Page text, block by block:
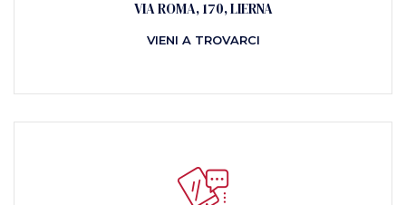
VIA ROMA, 170, LIERNA
VIENI A TROVARCI